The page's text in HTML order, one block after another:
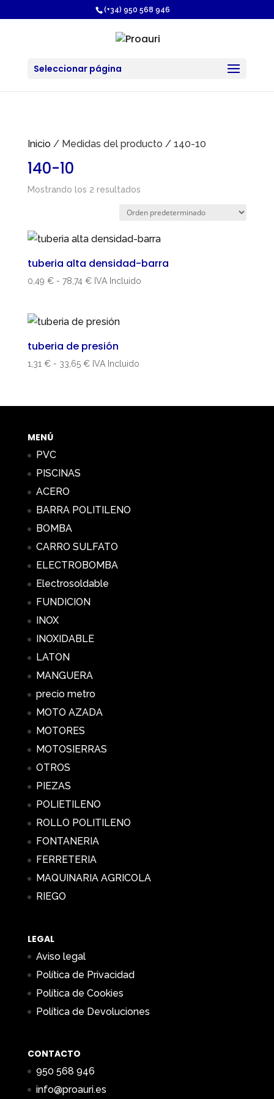
(+34) 950 568 946
Seleccionar página
Inicio/ Medidas del producto / 140-10
140-10
Mostrando los 2 resultados
tuberia alta densidad-barra
0,49 € - 78,74 €Rango
desde
hasta
78,74 €
IVA Incluido
tuberia de presión
1,31 € - 33,65 €Rango
desde
IVA Incluido
MENÚ
PVC
PISCINAS
ACERO
BARRA POLITILENO
BOMBA
CARRO SULFATO
ELECTROBOMBA
Electrosoldable
FUNDICION
INOX
INOXIDABLE
LATON
MANGUERA
precio metro
MOTO AZADA
MOTORES
MOTOSIERRAS
OTROS
PIEZAS
POLIETILENO
ROLLO POLITILENO
FONTANERIA
FERRETERIA
MAQUINARIA AGRICOLA
RIEGO
LEGAL
Aviso legal
Política de Privacidad
Política de Cookies
Política de Devoluciones
CONTACTO
950 568 946
info@proauri.es